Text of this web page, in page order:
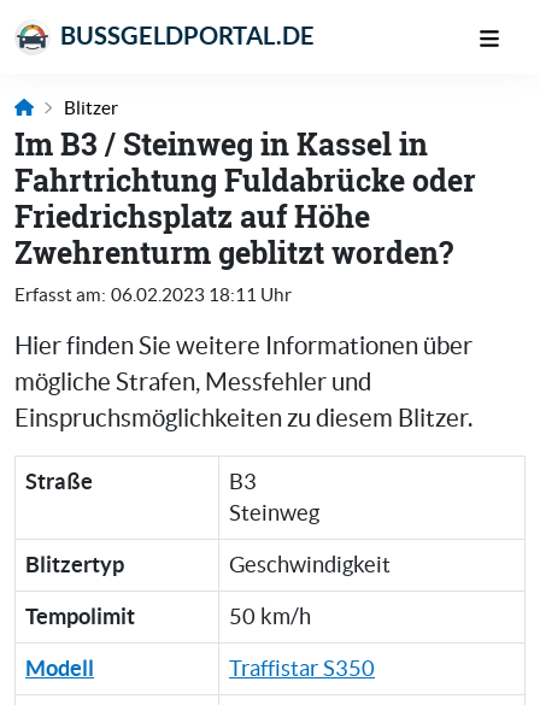
BUSSGELDPORTAL.DE
Blitzer
Im B3 / Steinweg in Kassel in
Fahrtrichtung Fuldabrücke oder
Friedrichsplatz auf Höhe
Zwehrenturm geblitzt worden?
Erfasst am: 06.02.2023 18:11 Uhr
Hier finden Sie weitere Informationen über
mögliche Strafen, Messfehler und
Einspruchsmöglichkeiten zu diesem Blitzer.
Straße
B3
Steinweg
Blitzertyp Geschwindigkeit
Tempolimit 50 km/h
Modell Traffistar S350